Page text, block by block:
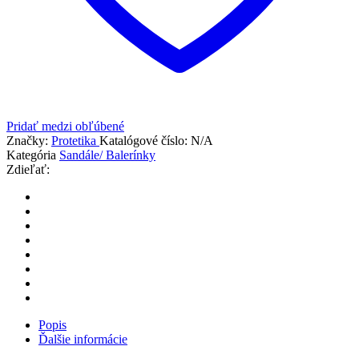
Pridať medzi obľúbené
Značky: Protetika Katalógové číslo: N/A
Kategória Sandále/ Balerínky
Zdieľať:
Popis
Ďalšie informácie